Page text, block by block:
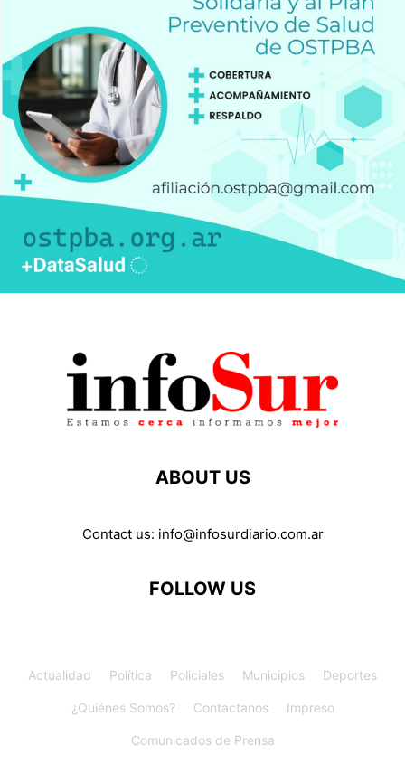
ABOUT US
Contact us: info@infosurdiario.com.ar
FOLLOW US
Actualidad Política Policiales Municipios Deportes
¿Quiénes Somos? Contactanos Impreso
Comunicados de Prensa